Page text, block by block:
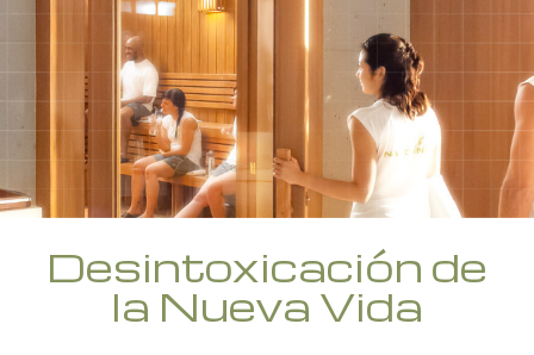
Desintoxicación de
la Nueva Vida